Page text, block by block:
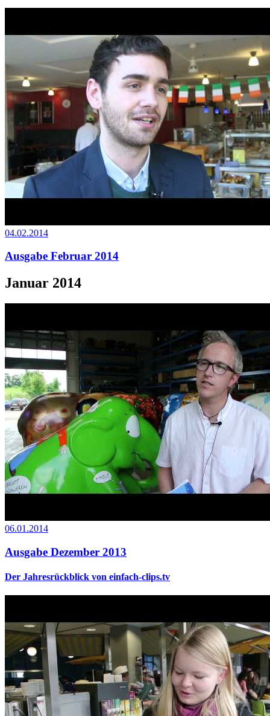
04.02.2014
Ausgabe Februar 2014
Januar 2014
06.01.2014
Ausgabe Dezember 2013
Der Jahresrückblick von einfach-clips.tv